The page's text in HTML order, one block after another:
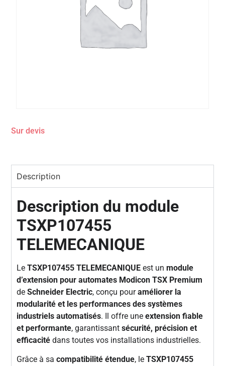
Sur devis
Description
Description du module
TSXP107455
TELEMECANIQUE
LeTSXP107455 TELEMECANIQUE est unmodule
d’extension pour automates Modicon TSX Premium
deSchneider Electric, conçu pouraméliorer la
modularité et les performances des systèmes
industriels automatisés. Il offre uneextension fiable
et performante, garantissantsécurité, précision et
efficacité dans toutes vos installations industrielles.
Grâce à sacompatibilité étendue, leTSXP107455